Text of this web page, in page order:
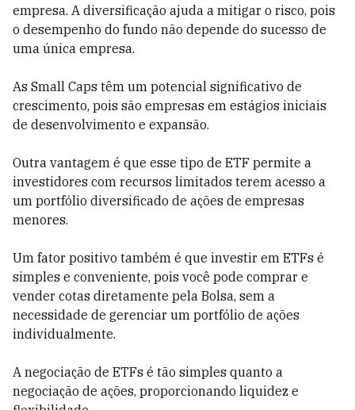
empresa. A diversificação ajuda a mitigar o risco, pois
o desempenho do fundo não depende do sucesso de
uma única empresa.
As Small Caps têm um potencial significativo de
crescimento, pois são empresas em estágios iniciais
de desenvolvimento e expansão.
Outra vantagem é que esse tipo de ETF permite a
investidores com recursos limitados terem acesso a
um portfólio diversificado de ações de empresas
menores.
Um fator positivo também é que investir em ETFs é
simples e conveniente, pois você pode comprar e
vender cotas diretamente pela Bolsa, sem a
necessidade de gerenciar um portfólio de ações
individualmente.
A negociação de ETFs é tão simples quanto a
negociação de ações, proporcionando liquidez e